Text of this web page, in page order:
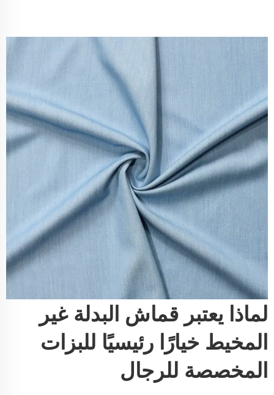
لماذا يعتبر قماش البدلة غير
المخيط خيارًا رئيسيًا للبزات
المخصصة للرجال